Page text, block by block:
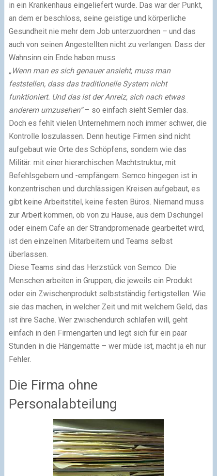
in ein Krankenhaus eingeliefert wurde. Das war der Punkt,
an dem er beschloss, seine geistige und körperliche
Gesundheit nie mehr dem Job unterzuordnen – und das
auch von seinen Angestellten nicht zu verlangen. Dass der
Wahnsinn ein Ende haben muss.
„Wenn man es sich genauer ansieht, muss man
feststellen, dass das traditionelle System nicht
funktioniert. Und das ist der Anreiz, sich nach etwas
anderem umzusehen“– so einfach sieht Semler das.
Doch es fehlt vielen Unternehmern noch immer schwer, die
Kontrolle loszulassen. Denn heutige Firmen sind nicht
aufgebaut wie Orte des Schöpfens, sondern wie das
Militär: mit einer hierarchischen Machtstruktur, mit
Befehlsgebern und -empfängern. Semco hingegen ist in
konzentrischen und durchlässigen Kreisen aufgebaut, es
gibt keine Arbeitstitel, keine festen Büros. Niemand muss
zur Arbeit kommen, ob von zu Hause, aus dem Dschungel
oder einem Cafe an der Strandpromenade gearbeitet wird,
ist den einzelnen Mitarbeitern und Teams selbst
überlassen.
Diese Teams sind das Herzstück von Semco. Die
Menschen arbeiten in Gruppen, die jeweils ein Produkt
oder ein Zwischenprodukt selbstständig fertigstellen. Wie
sie das machen, in welcher Zeit und mit welchem Geld, das
ist ihre Sache. Wer zwischendurch schlafen will, geht
einfach in den Firmengarten und legt sich für ein paar
Stunden in die Hängematte – wer müde ist, macht ja eh nur
Fehler.
Die Firma ohne
Personalabteilung